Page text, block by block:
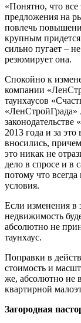
«Понятно, что
предложения на
повлечь
крупным
сильно пугает –
резюмирует она.
Спокойно к
компании
таунхаусов
«ЛенСтройГрада»
2013 года и за
вносились,
это никак не
дело в спросе и в
потому что
условия.
Если изменения в
недвижимость
абсолютно не
таунхаус.
Поправки в
стоимость и
же, абсолютно не
квартирной
Загородная